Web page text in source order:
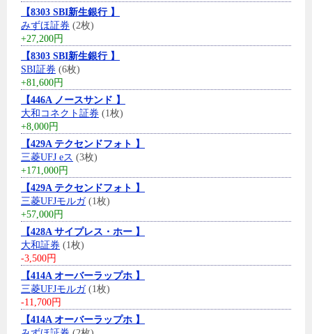
【8303 SBI新生銀行 】
みずほ証券 (2枚)
+27,200円
【8303 SBI新生銀行 】
SBI証券 (6枚)
+81,600円
【446A ノースサンド 】
大和コネクト証券 (1枚)
+8,000円
【429A テクセンドフォト 】
三菱UFJ eス (3枚)
+171,000円
【429A テクセンドフォト 】
三菱UFJモルガ(1枚)
+57,000円
【428A サイプレス・ホー 】
大和証券 (1枚)
-3,500円
【414A オーバーラップホ 】
三菱UFJモルガ(1枚)
-11,700円
【414A オーバーラップホ 】